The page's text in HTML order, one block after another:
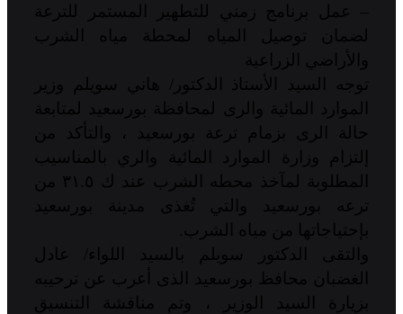
– عمل برنامج زمني للتطهير المستمر للترعة
لضمان توصيل المياه لمحطة مياه الشرب
والأراضي الزراعية
توجه السيد الأستاذ الدكتور/ هاني سويلم وزير
الموارد المائية والرى لمحافظة بورسعيد لمتابعة
حالة الرى بزمام ترعة بورسعيد ، والتأكد من
إلتزام وزارة الموارد المائية والري بالمناسيب
المطلوبة لمآخذ محطه الشرب عند ك ٣١.٥ من
ترعه بورسعيد والتي تُغذى مدينة بورسعيد
بإحتياجاتها من مياه الشرب.
والتقى الدكتور سويلم بالسيد اللواء/ عادل
الغضبان محافظ بورسعيد الذى أعرب عن ترحيبه
بزيارة السيد الوزير ، وتم مناقشة التنسيق